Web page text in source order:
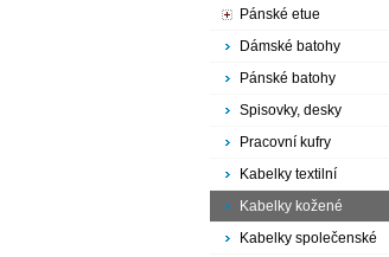
Pánské etue
Dámské batohy
Pánské batohy
Spisovky, desky
Pracovní kufry
Kabelky textilní
Kabelky kožené
Kabelky společenské